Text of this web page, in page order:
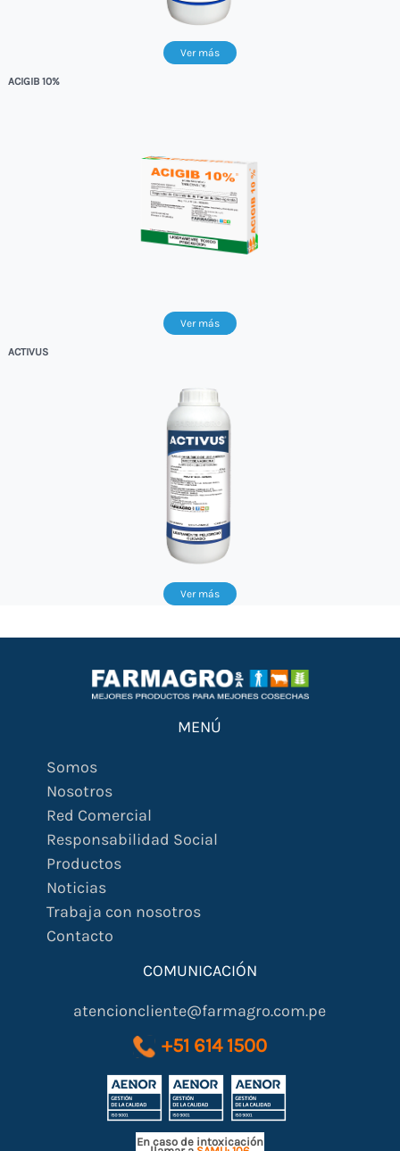
Ver más
ACIGIB 10%
Ver más
ACTIVUS
Ver más
MENÚ
Somos
Nosotros
Red Comercial
Responsabilidad Social
Productos
Noticias
Trabaja con nosotros
Contacto
COMUNICACIÓN
atencioncliente@farmagro.com.pe
+51 614 1500
En caso de intoxicación